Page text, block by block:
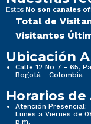
Estos No son canales
Total de
Visitantes
Ubicación
Calle 12 No 7 - 65,
Bogotá - Colombia
Horarios
Atención Presencial:
Lunes a Viernes de
p.m.